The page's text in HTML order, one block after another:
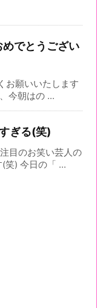
でとうござい
お願いいたします
今朝はの ...
ぎる(笑)
目のお笑い芸人の
笑) 今日の「 ...